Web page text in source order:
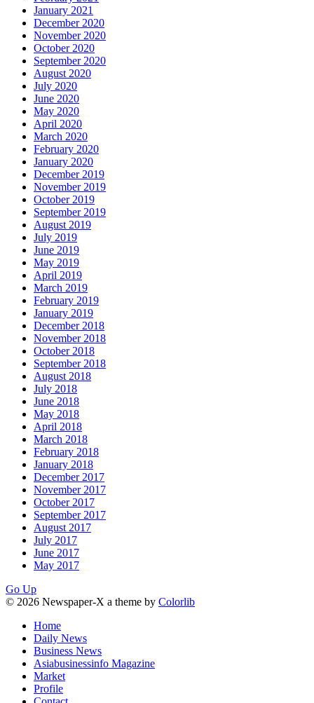
January 2021
December 2020
November 2020
October 2020
September 2020
August 2020
July 2020
June 2020
May 2020
April 2020
March 2020
February 2020
January 2020
December 2019
November 2019
October 2019
September 2019
August 2019
July 2019
June 2019
May 2019
April 2019
March 2019
February 2019
January 2019
December 2018
November 2018
October 2018
September 2018
August 2018
July 2018
June 2018
May 2018
April 2018
March 2018
February 2018
January 2018
December 2017
November 2017
October 2017
September 2017
August 2017
July 2017
June 2017
May 2017
Go Up
© 2026 Newspaper-X a theme by Colorlib
Home
Daily News
Business News
Asiabusinessinfo Magazine
Market
Profile